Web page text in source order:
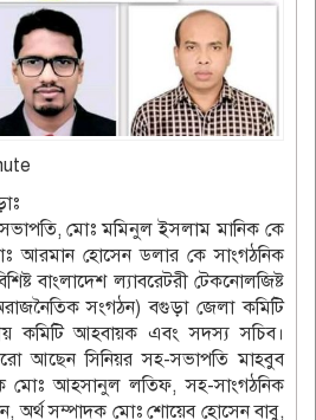
মোঃ মমিনুল ইসলাম মানিক কে
আরমান হোসেন ডলার কে সাংগঠনিক
বাংলাদেশ ল্যাবরেটরী টেকনোলজিষ্ট
সংগঠন) বগুড়া জেলা কমিটি
কমিটি আহবায়ক এবং সদস্য সচিব।
আছেন সিনিয়র সহ-সভাপতি মাহবুব
আহসানুল লতিফ, সহ-সাংগঠনিক
অর্থ সম্পাদক মোঃ শোয়েব হোসেন বাবু,